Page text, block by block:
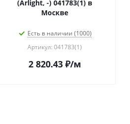
(Arlight, -) 041783(1) в
Москве
Есть в наличии (1000)
Артикул: 041783(1)
2 820.43 ₽/м